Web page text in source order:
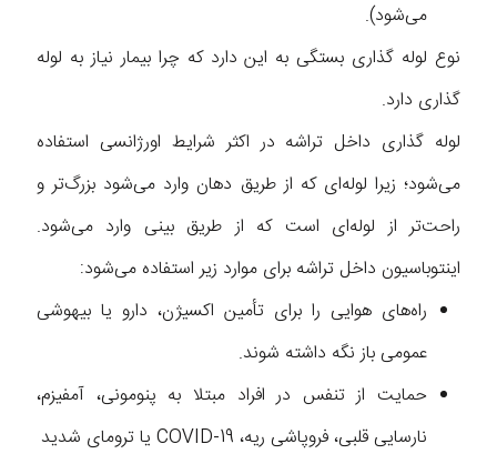
می‌شود).
نوع لوله گذاری بستگی به این دارد که چرا بیمار نیاز به لوله
گذاری دارد.
لوله گذاری داخل تراشه در اکثر شرایط اورژانسی استفاده
می‌شود؛ زیرا لوله‌ای که از طریق دهان وارد می‌شود بزرگ‌تر و
راحت‌تر از لوله‌ای است که از طریق بینی وارد می‌شود.
اینتوباسیون داخل تراشه برای موارد زیر استفاده می‌شود:
راه‌های هوایی را برای تأمین اکسیژن، دارو یا بیهوشی
عمومی باز نگه داشته شوند.
حمایت از تنفس در افراد مبتلا به پنومونی، آمفیزم،
نارسایی قلبی، فروپاشی ریه، COVID-19 یا ترومای شدید